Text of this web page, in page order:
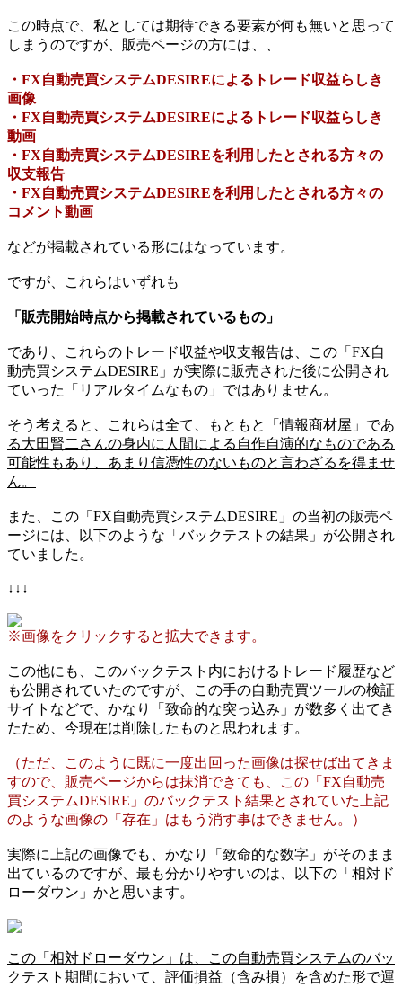
この時点で、私としては期待できる要素が何も無いと思って
しまうのですが、販売ページの方には、、
・FX自動売買システムDESIREによるトレード収益らしき
画像
・FX自動売買システムDESIREによるトレード収益らしき
動画
・FX自動売買システムDESIREを利用したとされる方々の
収支報告
・FX自動売買システムDESIREを利用したとされる方々の
コメント動画
などが掲載されている形にはなっています。
ですが、これらはいずれも
「販売開始時点から掲載されているもの」
であり、これらのトレード収益や収支報告は、この「FX自
動売買システムDESIRE」が実際に販売された後に公開され
ていった「リアルタイムなもの」ではありません。
そう考えると、これらは全て、もともと「情報商材屋」であ
る大田賢二さんの身内に人間による自作自演的なものである
可能性もあり、あまり信憑性のないものと言わざるを得ませ
ん。
また、この「FX自動売買システムDESIRE」の当初の販売ペ
ージには、以下のような「バックテストの結果」が公開され
ていました。
↓↓↓
※画像をクリックすると拡大できます。
この他にも、このバックテスト内におけるトレード履歴など
も公開されていたのですが、この手の自動売買ツールの検証
サイトなどで、かなり「致命的な突っ込み」が数多く出てき
たため、今現在は削除したものと思われます。
（ただ、このように既に一度出回った画像は探せば出てきま
すので、販売ページからは抹消できても、この「FX自動売
買システムDESIRE」のバックテスト結果とされていた上記
のような画像の「存在」はもう消す事はできません。）
実際に上記の画像でも、かなり「致命的な数字」がそのまま
出ているのですが、最も分かりやすいのは、以下の「相対ド
ローダウン」かと思います。
この「相対ドローダウン」は、この自動売買システムのバッ
クテスト期間において、評価損益（含み損）を含めた形で運